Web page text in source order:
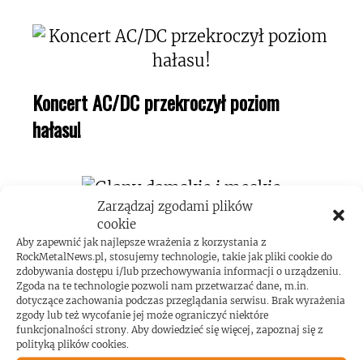
Zarządzaj zgodami plików
cookie
Aby zapewnić jak najlepsze wrażenia z korzystania z
RockMetalNews.pl, stosujemy technologie, takie jak pliki cookie do
zdobywania dostępu i/lub przechowywania informacji o urządzeniu.
Zgoda na te technologie pozwoli nam przetwarzać dane, m.in.
dotyczące zachowania podczas przeglądania serwisu. Brak wyrażenia
zgody lub też wycofanie jej może ograniczyć niektóre
funkcjonalności strony. Aby dowiedzieć się więcej, zapoznaj się z
polityką plików cookies.
Koncert AC/DC przekroczył poziom
hałasu!
ROCKMETALNEWS TV